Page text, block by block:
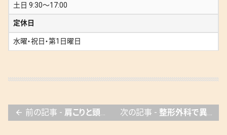
土日 9:30〜17:00
定休日
水曜・祝日・第1日曜日
arrow_back 前の記事 - 肩こりと頭痛の関係について 次の記事 - 整形外科で異常なし…その不調、放置していませんか？